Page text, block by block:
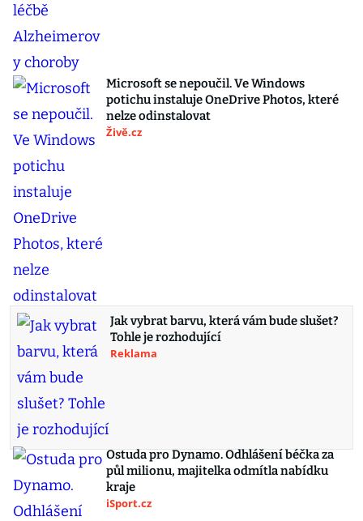
Microsoft se nepoučil. Ve Windows
potichu instaluje OneDrive Photos, které
nelze odinstalovat
Živě.cz
Jak vybrat barvu, která vám bude slušet?
Tohle je rozhodující
Reklama
Ostuda pro Dynamo. Odhlášení béčka za
půl milionu, majitelka odmítla nabídku
kraje
iSport.cz